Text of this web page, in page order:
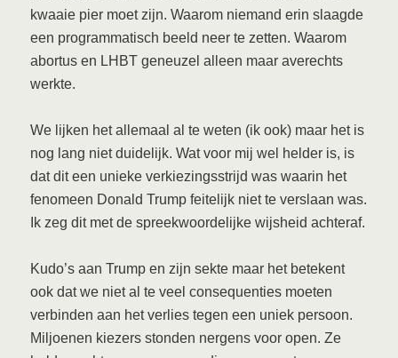
kwaaie pier moet zijn. Waarom niemand erin slaagde
een programmatisch beeld neer te zetten. Waarom
abortus en LHBT geneuzel alleen maar averechts
werkte.
We lijken het allemaal al te weten (ik ook) maar het is
nog lang niet duidelijk. Wat voor mij wel helder is, is
dat dit een unieke verkiezingsstrijd was waarin het
fenomeen Donald Trump feitelijk niet te verslaan was.
Ik zeg dit met de spreekwoordelijke wijsheid achteraf.
Kudo’s aan Trump en zijn sekte maar het betekent
ook dat we niet al te veel consequenties moeten
verbinden aan het verlies tegen een uniek persoon.
Miljoenen kiezers stonden nergens voor open. Ze